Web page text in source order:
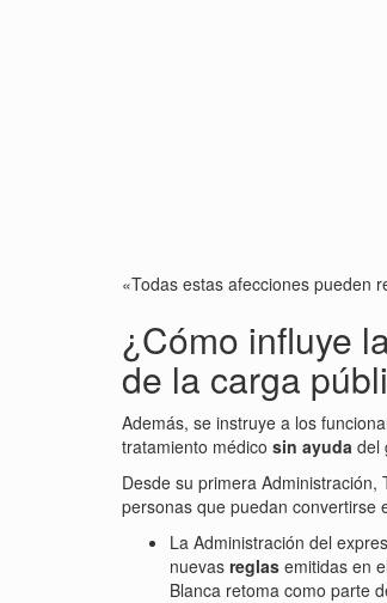
«Todas estas afecciones pueden
¿Cómo influye
de la carga
Además, se instruye a los
tratamiento médico sin ayuda del
Desde su primera
personas que puedan convertirse
La Administración del
nuevas reglas emitidas en
Blanca retoma como parte